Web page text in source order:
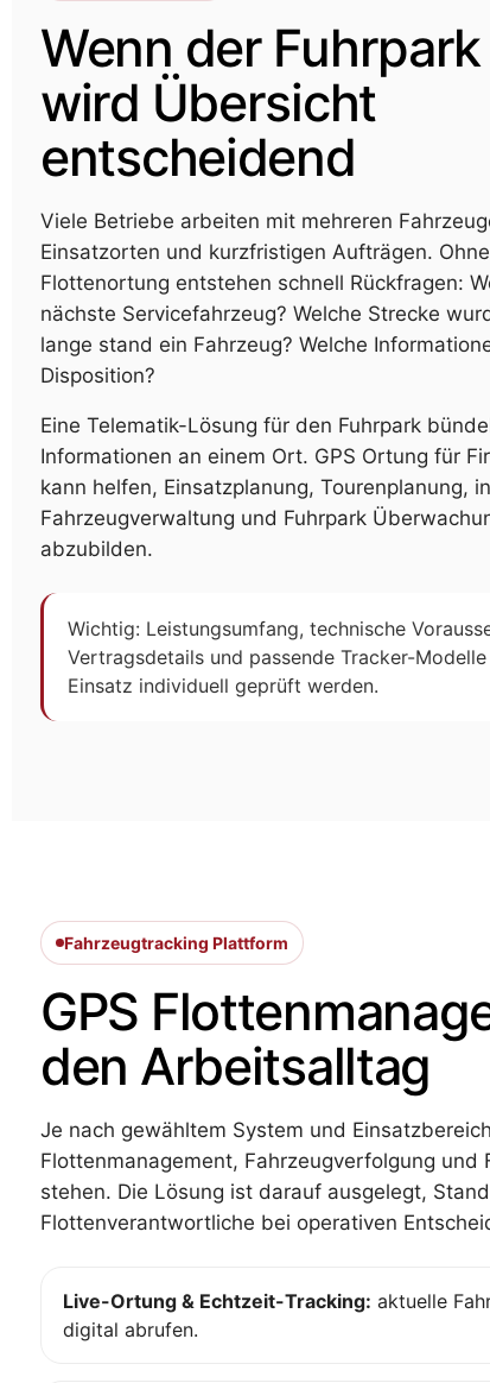
Wenn der
wird Übersicht
entscheidend
Viele Betriebe arbeiten mit mehreren
Einsatzorten und kurzfristigen Aufträgen.
Flottenortung entstehen schnell Rückfragen:
nächste Servicefahrzeug? Welche Strecke
lange stand ein Fahrzeug? Welche
Disposition?
Eine Telematik-Lösung für den Fuhrpark
Informationen an einem Ort. GPS Ortung für
kann helfen, Einsatzplanung, Tourenplanung,
Fahrzeugverwaltung und Fuhrpark
abzubilden.
Wichtig: Leistungsumfang, technische
Vertragsdetails und passende Tracker-
Einsatz individuell geprüft werden.
Fahrzeugtracking Plattform
GPS
den Arbeitsalltag
Je nach gewähltem System und
Flottenmanagement, Fahrzeugverfolgung
stehen. Die Lösung ist darauf ausgelegt,
Flottenverantwortliche bei operativen
Live-Ortung & Echtzeit-Tracking: aktuelle
digital abrufen.